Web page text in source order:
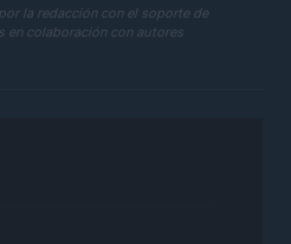
la redacción con el soporte de
en colaboración con autores